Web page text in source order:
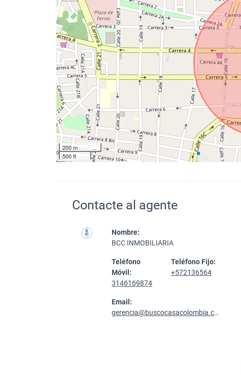
200 m
500 ft
Contacte al agente
Nombre:
BCC INMOBILIARIA
Teléfono
Móvil:
3146169874
Teléfono Fijo:
+572136564
Email:
gerencia@buscocasacolombia.com.co